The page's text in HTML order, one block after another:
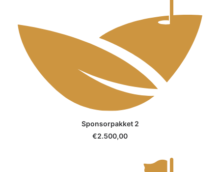
SELECT OPTIONS
Sponsorpakket 2
€2.500,00